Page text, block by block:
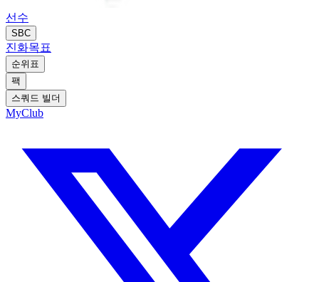
선수
SBC
진화목표
순위표
팩
스쿼드 빌더
MyClub